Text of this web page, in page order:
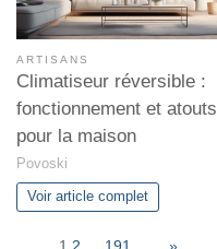
ARTISANS
Climatiseur réversible :
fonctionnement et atouts
pour la maison
Povoski
Voir article complet
1 2 191 »